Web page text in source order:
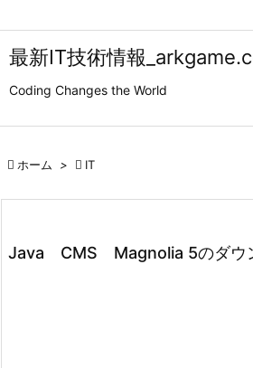
最新IT技術情報
Coding Changes the World
 ホーム >  IT
Java CMS Magnolia 5のダウ